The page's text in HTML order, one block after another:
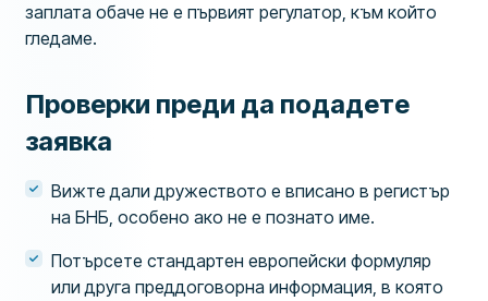
заплата обаче не е първият регулатор, към който
гледаме.
Проверки преди да подадете
заявка
Вижте дали дружеството е вписано в регистър
на БНБ, особено ако не е познато име.
Потърсете стандартен европейски формуляр
или друга преддоговорна информация, в която